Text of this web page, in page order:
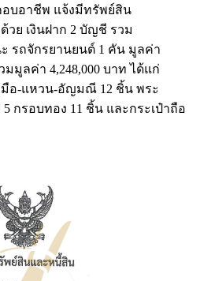
อบอาชีพ แจ้งมีทรัพย์สิน
วย เงินฝาก 2 บัญชี รวม
ะ รถจักรยานยนต์ 1 คัน มูลค่า
มูลค่า 4,248,000 บาท ได้แก่
มือ-แหวน-อัญมณี 12 ชิ้น พระ
กรอบทอง 11 ชิ้น และกระเป๋าถือ